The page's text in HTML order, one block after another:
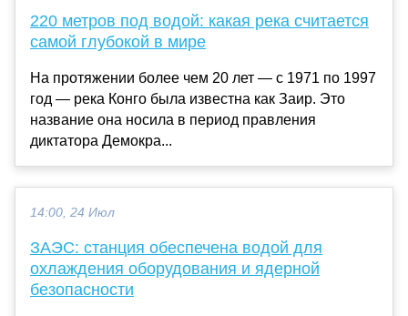
220 метров под водой: какая река считается
самой глубокой в мире
На протяжении более чем 20 лет — с 1971 по 1997
год — река Конго была известна как Заир. Это
название она носила в период правления
диктатора Демокра...
14:00, 24 Июл
ЗАЭС: станция обеспечена водой для
охлаждения оборудования и ядерной
безопасности